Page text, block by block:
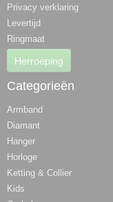
Privacy verklaring
Levertijd
Ringmaat
Herroeping
Categorieën
Armband
Diamant
Hanger
Horloge
Ketting & Collier
Kids